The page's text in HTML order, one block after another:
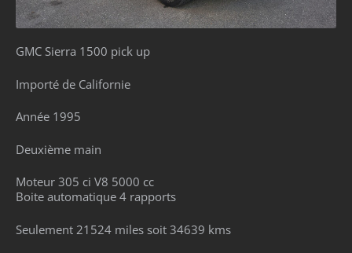
GMC Sierra 1500 pick up
Importé de Californie
Année 1995
Deuxième main
Moteur 305 ci V8 5000 cc
Boite automatique 4 rapports
Seulement 21524 miles soit 34639 kms